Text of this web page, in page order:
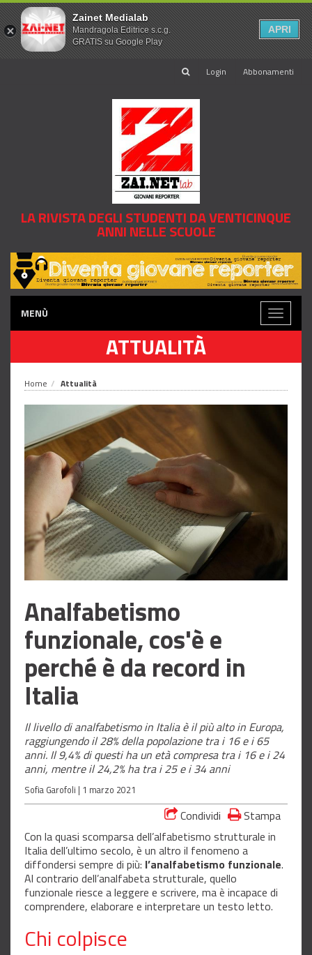
Login Abbonamenti
LA RIVISTA DEGLI STUDENTI DA VENTICINQUE
ANNI NELLE SCUOLE
MENÙ
Toggle
ATTUALITÀ
Home Attualità
Analfabetismo
funzionale, cos'è e
perché è da record in
Italia
Il livello di analfabetismo in Italia è il più alto in Europa,
raggiungendo il 28% della popolazione tra i 16 e i 65
anni. Il 9,4% di questi ha un età compresa tra i 16 e i 24
anni, mentre il 24,2% ha tra i 25 e i 34 anni
Sofia Garofoli | 1 marzo 2021
Condividi
Stampa
Con la quasi scomparsa dell’alfabetismo strutturale in
Italia dell’ultimo secolo, è un altro il fenomeno a
diffondersi sempre di più: l’analfabetismo funzionale.
Al contrario dell’analfabeta strutturale, quello
funzionale riesce a leggere e scrivere, ma è incapace di
comprendere, elaborare e interpretare un testo letto.
Chi colpisce
Zainet Medialab
Mandragola Editrice s.c.g.
GRATIS su Google Play
APRI